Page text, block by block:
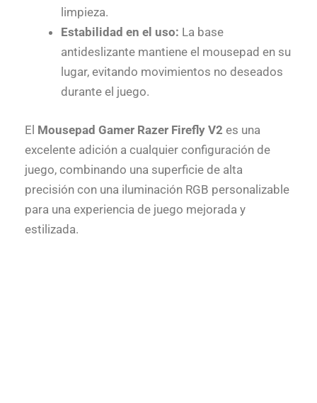
limpieza.
Estabilidad en el uso: La base
antideslizante mantiene el mousepad en su
lugar, evitando movimientos no deseados
durante el juego.
El Mousepad Gamer Razer Firefly V2 es una
excelente adición a cualquier configuración de
juego, combinando una superficie de alta
precisión con una iluminación RGB personalizable
para una experiencia de juego mejorada y
estilizada.